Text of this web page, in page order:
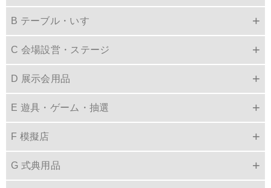
B テーブル・いす
C 会場設営・ステージ
D 展示会用品
E 遊具・ゲーム・抽選
F 模擬店
G 式典用品